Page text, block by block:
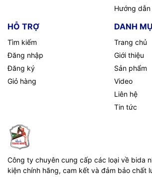
Hướng
HỖ TRỢ
Tìm kiếm
Đăng nhập
Đăng ký
Giỏ hàng
DANH
Trang chủ
Giới thiệu
Sản phẩm
Video
Liên hệ
Tin tức
Công ty chuyên cung cấp các loại về bida
kiện chính hãng, cam kết và đảm bảo chất